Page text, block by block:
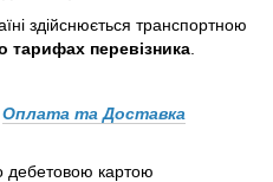
здійснюється транспортною
тарифах перевізника
Оплата та Доставка
дебетовою картою